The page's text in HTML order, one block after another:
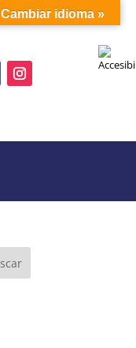
Cambiar idioma »